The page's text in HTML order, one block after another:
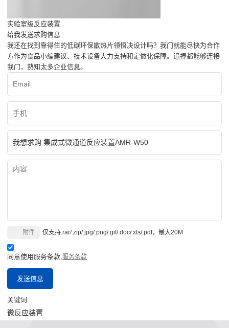
实验室级反应装置
给我发送求购信息
我还在找到靠得住的低碳环保散热片领悟决设计吗？我门就能尽快为合作
方作为食品小编建议、技术设备大力支持和定做化保障。追捧都能够连接
我门，熟知太多企业信息。
仅支持.rar/.zip/.jpg/.png/.gif/.doc/.xls/.pdf，最大20M
附件
同意使用服务条款, 服务条款
发送信息
关键词
微反应装置